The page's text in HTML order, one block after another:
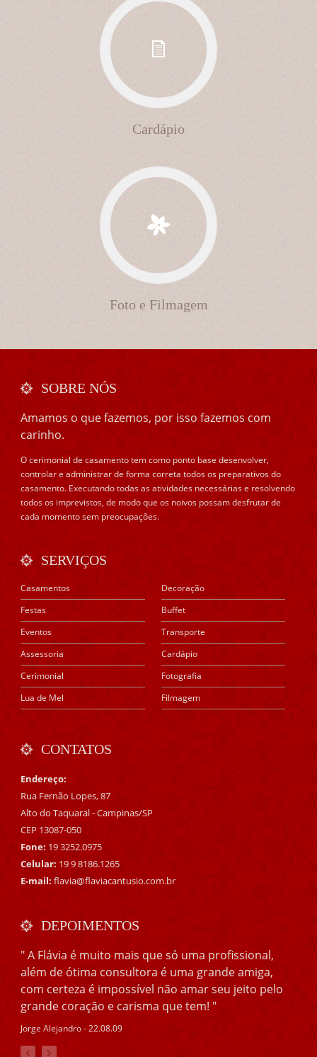
Cardápio
Foto e Filmagem
SOBRE NÓS
Amamos o que fazemos, por isso fazemos com
carinho.
O cerimonial de casamento tem como ponto base desenvolver,
controlar e administrar de forma correta todos os preparativos do
casamento. Executando todas as atividades necessárias e resolvendo
todos os imprevistos, de modo que os noivos possam desfrutar de
cada momento sem preocupações.
SERVIÇOS
Casamentos
Festas
Eventos
Assessoria
Cerimonial
Lua de Mel
Decoração
Buffet
Transporte
Cardápio
Fotografia
Filmagem
CONTATOS
Endereço:
Rua Fernão Lopes, 87
Alto do Taquaral - Campinas/SP
CEP 13087-050
Fone: 19 3252.0975
Celular: 19 9 8186.1265
E-mail: flavia@flaviacantusio.com.br
DEPOIMENTOS
" A Flávia é muito mais que só uma profissional,
além de ótima consultora é uma grande amiga,
com certeza é impossível não amar seu jeito pelo
grande coração e carisma que tem! "
Jorge Alejandro - 22.08.09